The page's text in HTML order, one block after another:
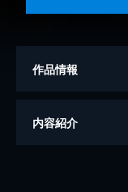
作品情報
著者
内容紹介